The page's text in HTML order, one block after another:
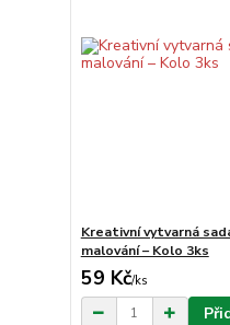
Kreativní vytvarná
malování – Kolo 3ks
59 Kč/ks